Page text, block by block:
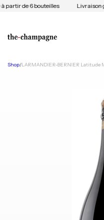
partir de 6 bouteilles Livraison
Shop/LARMANDIER-BERNIER Latitude